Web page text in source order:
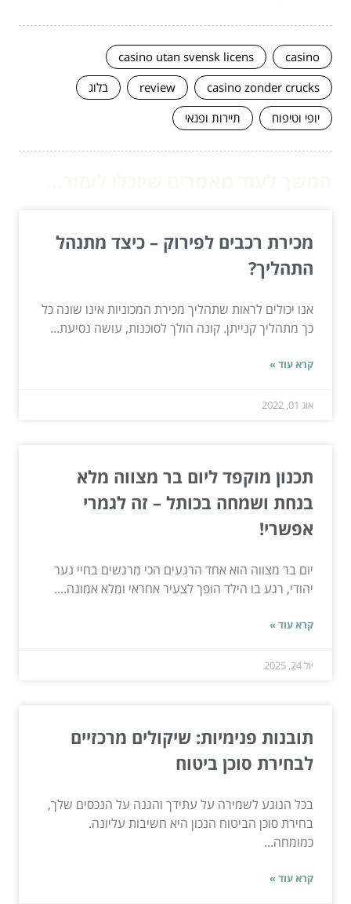
casino
casino utan svensk licens
casino zonder crucks
review
בלוג
יופי וטיפוח
תיירות ופנאי
מכירת רכבים לפירוק – כיצד מתנהל
התהליך?
אנו יכולים לראות שתהליך מכירת המכוניות אינו שונה כל
כך מתהליך קנייתן. קונה הולך לסוכנות, עושה נסיעת...
קרא עוד »
אוג 01, 2022
תכנון מוקפד ליום בר מצווה מלא
בנחת ושמחה בכותל – זה לגמרי
אפשרי!
יום בר מצווה הוא אחד הרגעים הכי מרגשים בחיי נער
יהודי, רגע בו הילד הופך לצעיר אחראי ומלא אמונה....
קרא עוד »
יול 24, 2025
תובנות פנימיות: שיקולים מרכזיים
לבחירת סוכן ביטוח
בכל הנוגע לשמירה על עתידך והגנה על הנכסים שלך,
בחירת סוכן הביטוח הנכון היא חשיבות עליונה.
כמומחה...
קרא עוד »